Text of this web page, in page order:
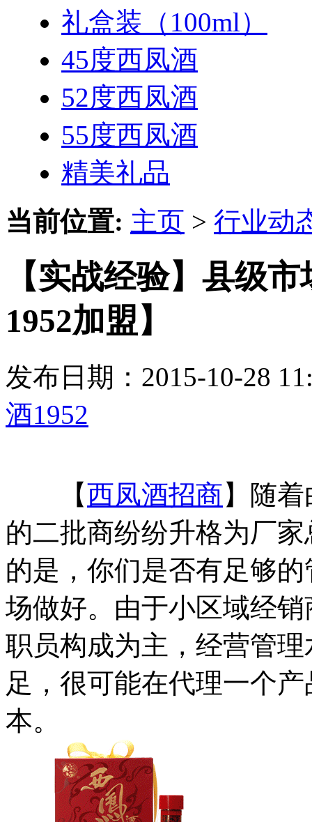
礼盒装（100ml）
45度西凤酒
52度西凤酒
55度西凤酒
精美礼品
当前位置: 主页 > 行业动
【实战经验】县级
1952加盟】
发布日期：2015-10-28
酒1952
【西凤酒招商】随
的二批商纷纷升格为厂
的是，你们是否有足够
场做好。由于小区域经
职员构成为主，经营管
足，很可能在代理一个
本。